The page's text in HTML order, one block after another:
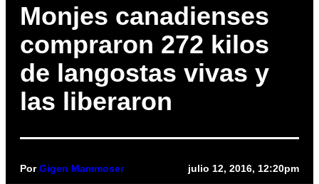
Monjes canadienses
compraron 272 kilos
de langostas vivas y
las liberaron
PorGigen Mammoser julio 12, 2016, 12:20pm